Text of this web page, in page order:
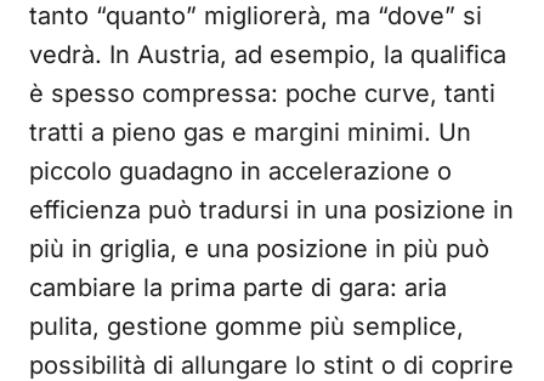
tanto “quanto” migliorerà, ma “dove” si
vedrà. In Austria, ad esempio, la qualifica
è spesso compressa: poche curve, tanti
tratti a pieno gas e margini minimi. Un
piccolo guadagno in accelerazione o
efficienza può tradursi in una posizione in
più in griglia, e una posizione in più può
cambiare la prima parte di gara: aria
pulita, gestione gomme più semplice,
possibilità di allungare lo stint o di coprire